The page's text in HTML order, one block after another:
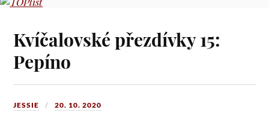
Kvíčalovské přezdívky 15:
Pepíno
JESSIE 20. 10. 2020